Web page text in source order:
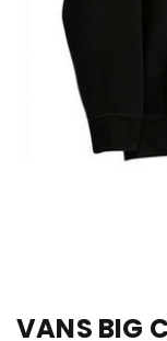
VANS BIG